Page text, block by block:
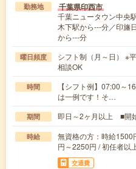
勤務地 千葉県印西市
千葉ニュータウン中央
木下駅から---分／印旛
から---分
曜日頻度
シフト制（月～日） ※
相談OK
時間
【シフト例】07:00～
は一例です！そ…
期間 即日～2ヶ月以上 ■開
時給
無資格の方：時給1500
円～2250円 / 初任者以
交通費